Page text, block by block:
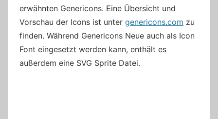
erwähnten Genericons. Eine Übersicht und
Vorschau der Icons ist unter genericons.com zu
finden. Während Genericons Neue auch als Icon
Font eingesetzt werden kann, enthält es
außerdem eine SVG Sprite Datei.